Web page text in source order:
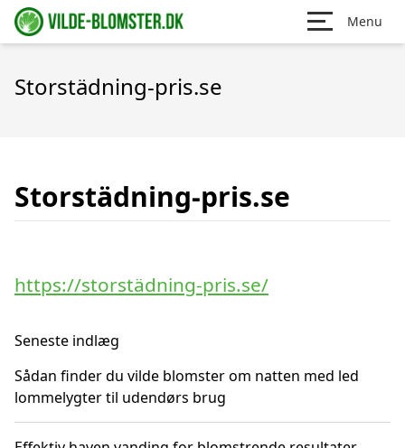
Menu
Storstädning-pris.se
Storstädning-pris.se
https://storstädning-pris.se/
Seneste indlæg
Sådan finder du vilde blomster om natten med led
lommelygter til udendørs brug